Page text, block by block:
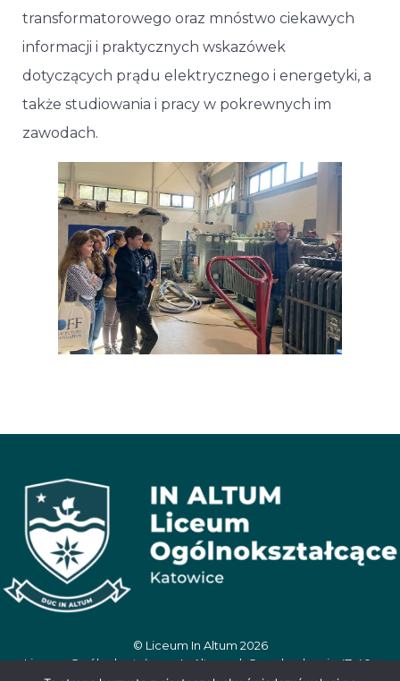
transformatorowego oraz mnóstwo ciekawych
informacji i praktycznych wskazówek
dotyczących prądu elektrycznego i energetyki, a
także studiowania i pracy w pokrewnych im
zawodach.
© Liceum In Altum 2026
Liceum Ogólnokształcące In Altum, ul. Oswobodzenia 47, 40-